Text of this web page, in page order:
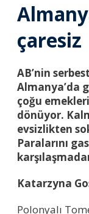
çaresiz
AB’nin
Almanya’da
çoğu
dönüyor.
evsizlikten
Paralarını
Katarzyna
Polonyalı